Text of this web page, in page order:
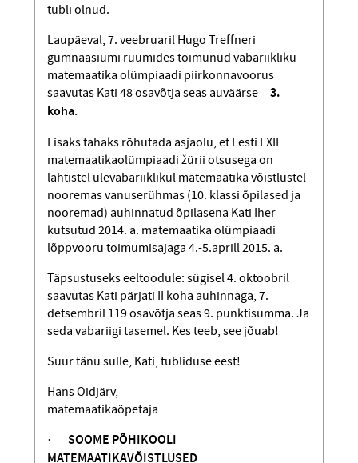
tubli olnud.
Laupäeval, 7. veebruaril Hugo Treffneri
gümnaasiumi ruumides toimunud vabariikliku
matemaatika olümpiaadi piirkonnavoorus
saavutas Kati 48 osavõtja seas auväärse 3.
koha.
Lisaks tahaks rõhutada asjaolu, et Eesti LXII
matemaatikaolümpiaadi žürii otsusega on
lahtistel ülevabariiklikul matemaatika võistlustel
nooremas vanuserühmas (10. klassi õpilased ja
nooremad) auhinnatud õpilasena Kati Iher
kutsutud 2014. a. mate­maatika olümpiaadi
lõppvooru toimumisajaga 4.-5.aprill 2015. a.
Täpsustuseks eeltoodule: sügisel 4. oktoobril
saavutas Kati pärjati II koha auhinnaga, 7.
detsembril 119 osavõtja seas 9. punktisumma. Ja
seda vabariigi tasemel. Kes teeb, see jõuab!
Suur tänu sulle, Kati, tubliduse eest!
Hans Oidjärv,
matemaatikaõpetaja
· SOOME PÕHIKOOLI
MATEMAATIKAVÕISTLUSED